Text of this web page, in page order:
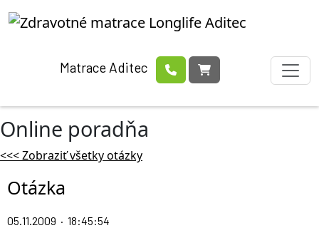
Matrace Aditec
Online poradňa
<<< Zobraziť všetky otázky
Otázka
05.11.2009 · 18:45:54